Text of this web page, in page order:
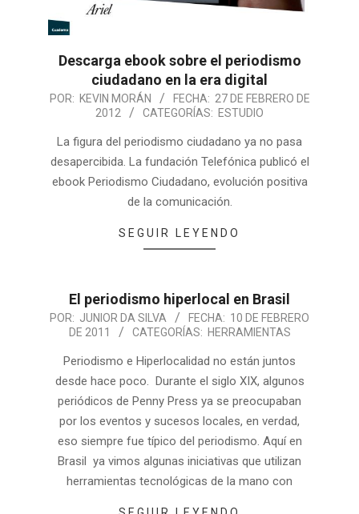
Descarga ebook sobre el periodismo
ciudadano en la era digital
POR: KEVIN MORÁN FECHA: 27 DE FEBRERO DE
2012
CATEGORÍAS: ESTUDIO
La figura del periodismo ciudadano ya no pasa
desapercibida. La fundación Telefónica publicó el
ebook Periodismo Ciudadano, evolución positiva
de la comunicación.
SEGUIR LEYENDO
El periodismo hiperlocal en Brasil
POR: JUNIOR DA SILVA FECHA: 10 DE FEBRERO
DE 2011
CATEGORÍAS: HERRAMIENTAS
Periodismo e Hiperlocalidad no están juntos
desde hace poco. Durante el siglo XIX, algunos
periódicos de Penny Press ya se preocupaban
por los eventos y sucesos locales, en verdad,
eso siempre fue típico del periodismo. Aquí en
Brasil ya vimos algunas iniciativas que utilizan
herramientas tecnológicas de la mano con